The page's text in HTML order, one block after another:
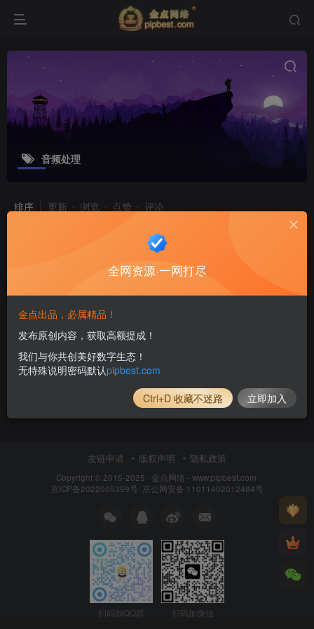
音频处理
排序 更新 浏览 点赞 评论
Audio Editor(音频编辑) v2.01.27 高级
软件工具
友链申请 版权声明 隐私政策
Copyright © 2015-2025 · 金点网络 - www.pipbest.com
京ICP备2022005359号· 京公网安备 11011402012484号
扫码加QQ群 扫码加微信
全网资源·一网打尽
金点出品，必属精品！
发布原创内容，获取高额提成！
我们与你共创美好数字生态！
无特殊说明密码默认pipbest.com
Ctrl+D 收藏不迷路 立即加入